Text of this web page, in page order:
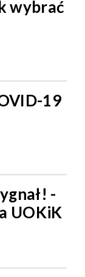
wybrać
19
-
UOKiK